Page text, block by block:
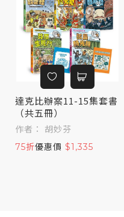
達克比辦案11-15集套書
（共五冊）
作者： 胡妙芬
75折優惠價 $1,335